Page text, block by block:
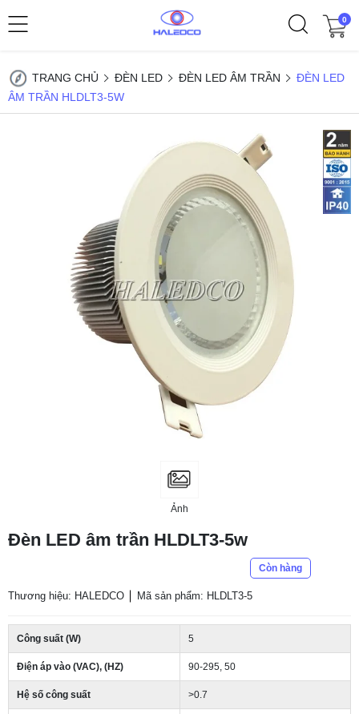
0
TRANG CHỦ ĐÈN LED ĐÈN LED ÂM TRẦN
ĐÈN LED
ÂM TRẦN HLDLT3-5W
Ảnh
Đèn LED âm trần HLDLT3-5w
Còn hàng
Thương hiệu: HALEDCO Mã sản phẩm: HLDLT3-5
Công suất (W) 5
Điện áp vào (VAC), (HZ) 90-295, 50
Hệ số công suất >0.7